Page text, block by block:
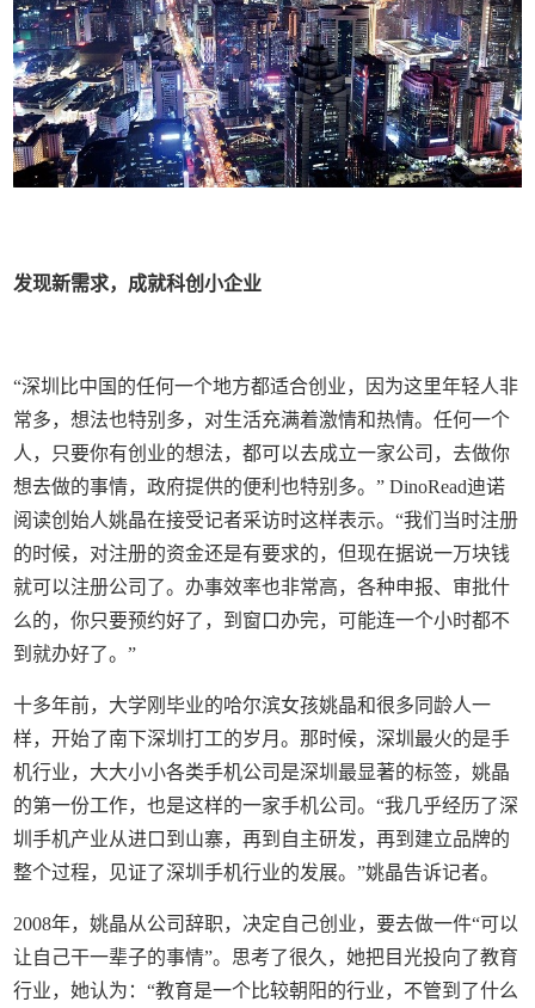
发现新需求， 成就科创小企业
“深圳比中国的任何一个地方都适合创业，因为这里年轻人非
常多，想法也特别多，对生活充满着激情和热情。任何一个
人，只要你有创业的想法，都可以去成立一家公司，去做你
想去做的事情，政府提供的便利也特别多。” DinoRead迪诺
阅读创始人姚晶在接受记者采访时这样表示。“我们当时注册
的时候，对注册的资金还是有要求的，但现在据说一万块钱
就可以注册公司了。办事效率也非常高，各种申报、审批什
么的，你只要预约好了，到窗口办完，可能连一个小时都不
到就办好了。”
十多年前，大学刚毕业的哈尔滨女孩姚晶和很多同龄人一
样，开始了南下深圳打工的岁月。那时候，深圳最火的是手
机行业，大大小小各类手机公司是深圳最显著的标签，姚晶
的第一份工作，也是这样的一家手机公司。“我几乎经历了深
圳手机产业从进口到山寨，再到自主研发，再到建立品牌的
整个过程，见证了深圳手机行业的发展。”姚晶告诉记者。
2008年，姚晶从公司辞职，决定自己创业，要去做一件“可以
让自己干一辈子的事情”。思考了很久，她把目光投向了教育
行业，她认为：“教育是一个比较朝阳的行业，不管到了什么